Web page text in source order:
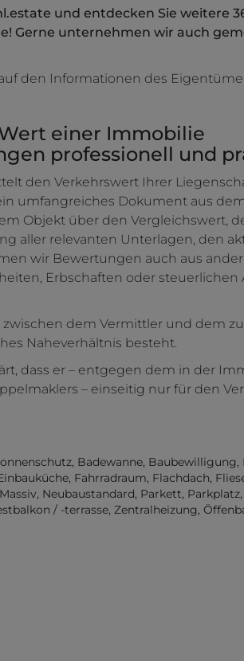
und entdecken Sie weitere
Gerne unternehmen wir auch
den Informationen des
einer Immobilie
professionell und
den Verkehrswert Ihrer
umfangreiches Dokument aus
Objekt über den Vergleichswert,
aller relevanten Unterlagen, den
wir Bewertungen auch aus
Erbschaften oder
zwischen dem Vermittler und dem
Naheverhältnis besteht.
dass er – entgegen dem in der
– einseitig nur für den
Badewanne Baubewilligung
Fahrradraum Flachdach
Massiv Neubaustandard Parkett Parkplatz
/ -terrasse Zentralheizung